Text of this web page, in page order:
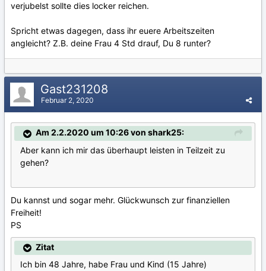
verjubelst sollte dies locker reichen.
Spricht etwas dagegen, dass ihr euere Arbeitszeiten
angleicht? Z.B. deine Frau 4 Std drauf, Du 8 runter?
Gast231208
Februar 2, 2020
Am 2.2.2020 um 10:26 von shark25:
Aber kann ich mir das überhaupt leisten in Teilzeit zu
gehen?
Du kannst und sogar mehr. Glückwunsch zur finanziellen
Freiheit!
PS
Zitat
Ich bin 48 Jahre, habe Frau und Kind (15 Jahre)